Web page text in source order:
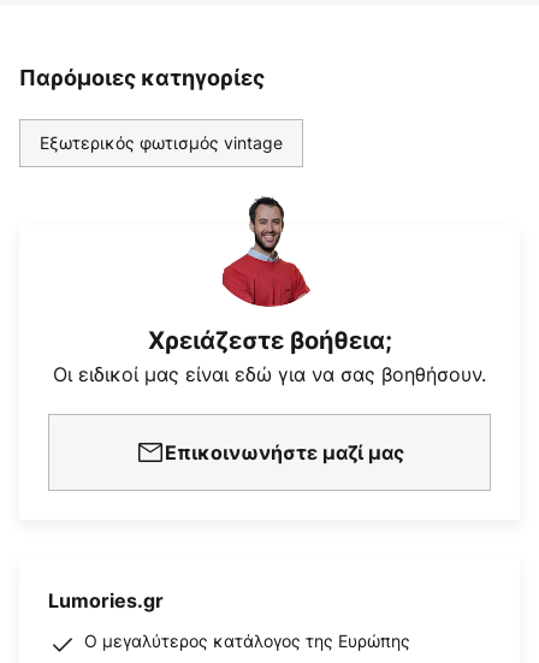
Παρόμοιες κατηγορίες
Εξωτερικός φωτισμός vintage
Χρειάζεστε βοήθεια;
Οι ειδικοί μας είναι εδώ για να σας βοηθήσουν.
Επικοινωνήστε μαζί μας
Lumories.gr
Ο μεγαλύτερος κατάλογος της Ευρώπης